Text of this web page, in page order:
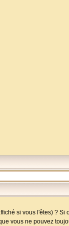
si vous l'êtes) ? Si
vous ne pouvez